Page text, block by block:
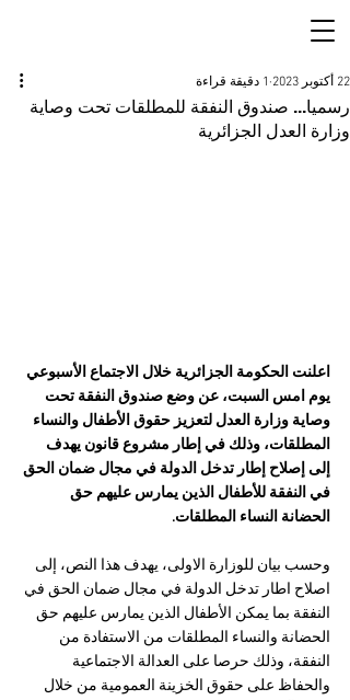
رسميا... صندوق النفقة للمطلقات تحت وصاية
وزارة العدل الجزائرية
22 أكتوبر 2023 1 دقيقة قراءة
اعلنت الحكومة الجزائرية خلال الاجتماع الأسبوعي
يوم امس السبت، عن وضع صندوق النفقة تحت
وصاية وزارة العدل لتعزيز حقوق الأطفال والنساء
المطلقات، وذلك في إطار مشروع قانون يهدف
إلى إصلاح إطار تدخل الدولة في مجال ضمان الحق
في النفقة للأطفال الذين يمارس عليهم حق
الحضانة النساء المطلقات.
وحسب بيان للوزارة الاولى، يهدف هذا النص، إلى
اصلاح اطار تدخل الدولة في مجال ضمان الحق في
النفقة بما يمكن الأطفال الذين يمارس عليهم حق
الحضانة والنساء المطلقات من الاستفادة من
النفقة، وذلك حرصا على العدالة الاجتماعية
والحفاظ على حقوق الخزينة العمومية من خلال